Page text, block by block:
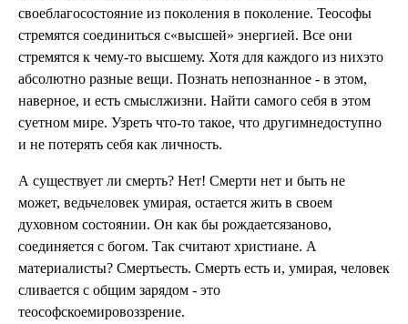
своеблагосостояние из поколения в поколение. Теософы
стремятся соединиться с«высшей» энергией. Все они
стремятся к чему-то высшему. Хотя для каждого из нихэто
абсолютно разные вещи. Познать непознанное - в этом,
наверное, и есть смыслжизни. Найти самого себя в этом
суетном мире. Узреть что-то такое, что другимнедоступно
и не потерять себя как личность.
А существует ли смерть? Нет! Смерти нет и быть не
может, ведьчеловек умирая, остается жить в своем
духовном состоянии. Он как бы рождаетсязаново,
соединяется с богом. Так считают христиане. А
материалисты? Смертьесть. Смерть есть и, умирая, человек
сливается с общим зарядом - это
теософскоемировоззрение.